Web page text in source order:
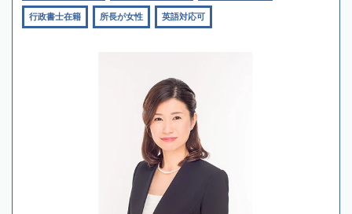
行政書士在籍 所長が女性 英語対応可